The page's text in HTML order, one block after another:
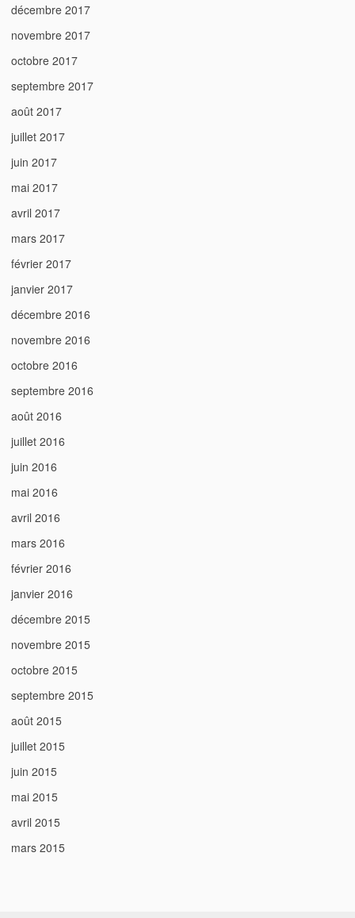
décembre 2017
novembre 2017
octobre 2017
septembre 2017
août 2017
juillet 2017
juin 2017
mai 2017
avril 2017
mars 2017
février 2017
janvier 2017
décembre 2016
novembre 2016
octobre 2016
septembre 2016
août 2016
juillet 2016
juin 2016
mai 2016
avril 2016
mars 2016
février 2016
janvier 2016
décembre 2015
novembre 2015
octobre 2015
septembre 2015
août 2015
juillet 2015
juin 2015
mai 2015
avril 2015
mars 2015